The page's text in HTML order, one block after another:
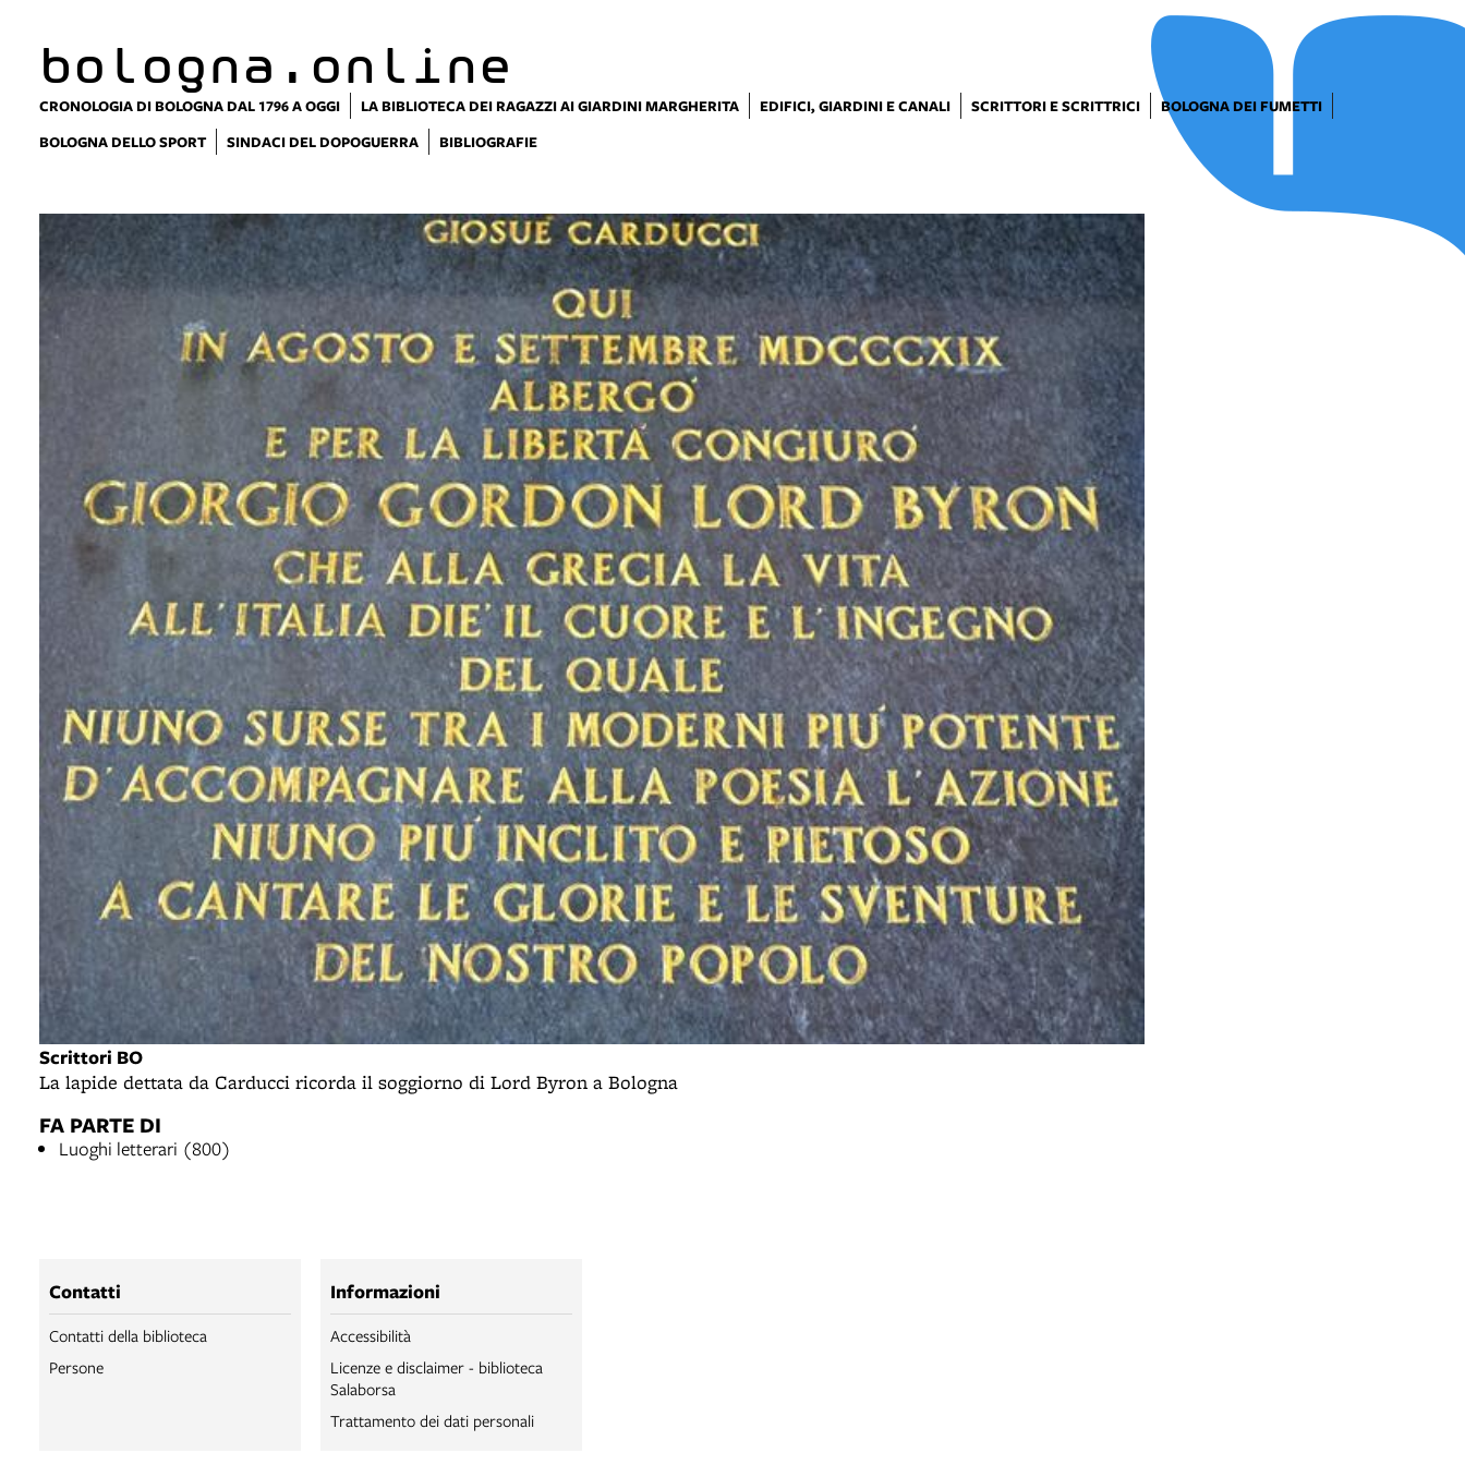
bologna.online
CRONOLOGIA DI BOLOGNA DAL 1796 A OGGI LA BIBLIOTECA DEI RAGAZZI AI GIARDINI MARGHERITA EDIFICI, GIARDINI E CANALI SCRITTORI E SCRITTRICI
BOLOGNA DEI FUMETTI
BOLOGNA DELLO SPORT
SINDACI DEL DOPOGUERRA BIBLIOGRAFIE
Scrittori BO
La lapide dettata da Carducci ricorda il soggiorno di Lord Byron a Bologna
FA PARTE DI
Luoghi letterari (800)
Contatti
Contatti della biblioteca
Persone
Informazioni
Accessibilità
Licenze e disclaimer - biblioteca
Salaborsa
Trattamento dei dati personali